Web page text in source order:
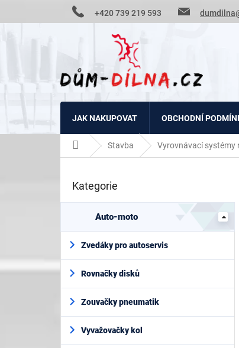
+420 739 219 593
JAK NAKUPOVAT OBCHODNÍ
Domů Stavba Vyrovnávací systémy
t
a
í
e
Přeskočit
Kategorie
Auto-moto
Zvedáky pro autoservis
Rovnačky disků
Zouvačky pneumatik
Vyvažovačky kol